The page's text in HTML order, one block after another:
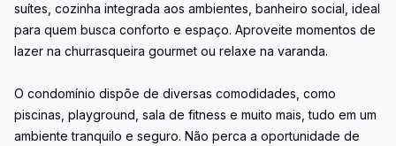
suítes, cozinha integrada aos ambientes, banheiro social, ideal
para quem busca conforto e espaço. Aproveite momentos de
lazer na churrasqueira gourmet ou relaxe na varanda.
O condomínio dispõe de diversas comodidades, como
piscinas, playground, sala de fitness e muito mais, tudo em um
ambiente tranquilo e seguro. Não perca a oportunidade de